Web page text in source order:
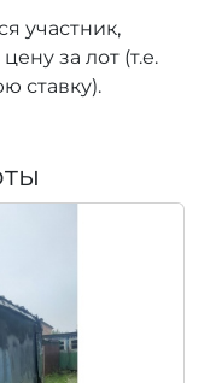
участник,
за лот (т.е.
ставку).